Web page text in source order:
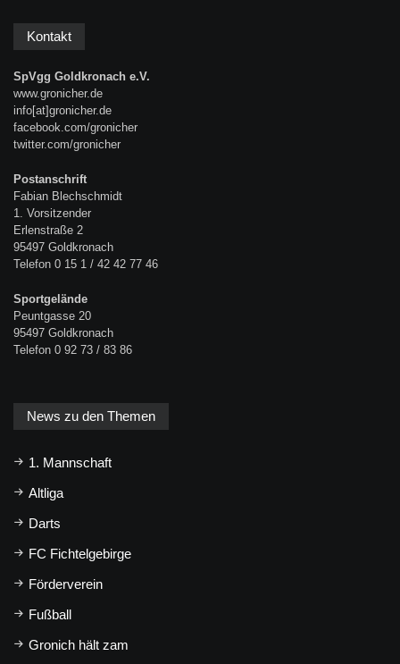
Kontakt
SpVgg Goldkronach e.V.
www.gronicher.de
info[at]gronicher.de
facebook.com/gronicher
twitter.com/gronicher
Postanschrift
Fabian Blechschmidt
1. Vorsitzender
Erlenstraße 2
95497 Goldkronach
Telefon 0 15 1 / 42 42 77 46
Sportgelände
Peuntgasse 20
95497 Goldkronach
Telefon 0 92 73 / 83 86
News zu den Themen
1. Mannschaft
Altliga
Darts
FC Fichtelgebirge
Förderverein
Fußball
Gronich hält zam